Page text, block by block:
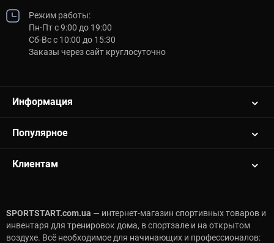
Режим работы:
Пн-Пт с 9:00 до 19:00
Сб-Вс с 10:00 до 15:30
Заказы через сайт круглосуточно
Информация
Популярное
Клиентам
SPORTSTART.com.ua — интернет-магазин спортивных товаров и
инвентаря для тренировок дома, в спортзале и на открытом
воздухе. Всё необходимое для начинающих и профессионалов: